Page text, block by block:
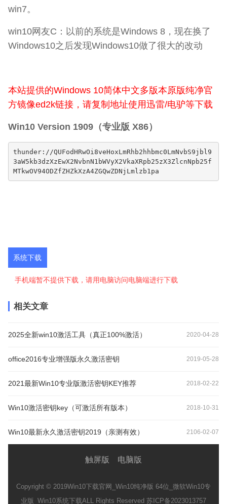
win7。
win10网友C：以前的系统是Windows 8，现在换了
Windows10之后发现Windows10做了很大的改动
本站提供的Windows 10简体中文多版本原版纯净官
方镜像ed2k链接，请复制地址使用迅雷/电驴等下载
Win10 Version 1909（专业版 X86）
thunder://QUFodHRwOi8veHoxLmRhb2hhbmc0LmNvbS9jbl9
3aW5kb3dzXzEwX2NvbnN1bWVyX2VkaXRpb25zX3ZlcnNpb25f
MTkwOV94ODZfZHZkXzA4ZGQwZDNjLmlzb1pa
系统下载
手机端暂不提供下载，请用电脑访问电脑端进行下载
相关文章
2025全新win10激活工具（真正100%激活） 2020-04-28
office2016专业增强版永久激活密钥 2019-05-28
2021最新Win10专业版激活密钥KEY推荐 2018-02-22
Win10激活密钥key（可激活所有版本） 2018-10-31
Win10最新永久激活密钥2019（亲测有效） 2106-02-07
触屏版 电脑版
Copyright © 2019Win10下载官网_Win10纯净版 64位_微软Win10专
业版_Win10系统下载ALL Rights Reserved 苏ICP备2023013757